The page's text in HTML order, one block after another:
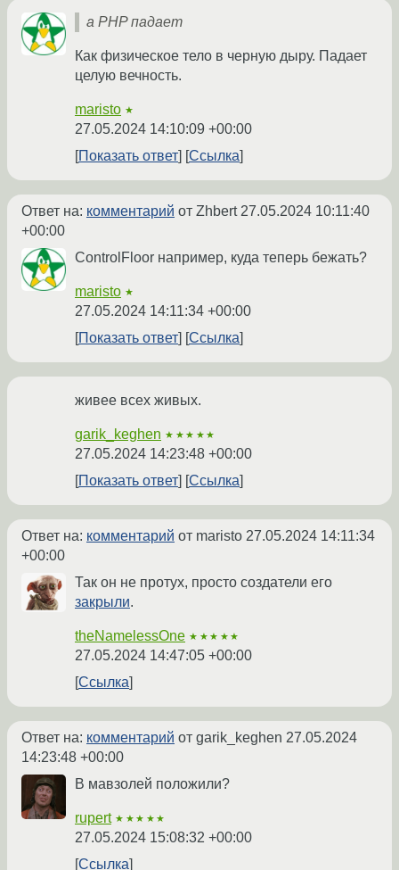
а PHP падает
Как физическое тело в черную дыру. Падает
целую вечность.
maristo ★
27.05.2024 14:10:09 +00:00
Показать ответ
Ссылка
Ответ на: комментарий от Zhbert 27.05.2024 10:11:40
+00:00
ControlFloor например, куда теперь бежать?
maristo ★
27.05.2024 14:11:34 +00:00
Показать ответ
Ссылка
живее всех живых.
garik_keghen ★★★★★
27.05.2024 14:23:48 +00:00
Показать ответ
Ссылка
Ответ на: комментарий от maristo 27.05.2024 14:11:34
+00:00
Так он не протух, просто создатели его
закрыли.
theNamelessOne ★★★★★
27.05.2024 14:47:05 +00:00
Ссылка
Ответ на: комментарий от garik_keghen 27.05.2024
14:23:48 +00:00
В мавзолей положили?
rupert ★★★★★
27.05.2024 15:08:32 +00:00
Ссылка